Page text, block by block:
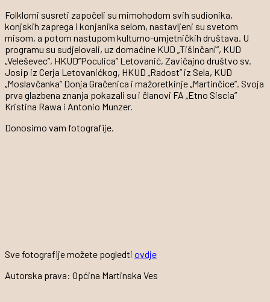
Folklorni susreti započeli su mimohodom svih sudionika,
konjskih zaprega i konjanika selom, nastavljeni su svetom
misom, a potom nastupom kulturno-umjetničkih društava. U
programu su sudjelovali, uz domaćine KUD „Tišinčani”, KUD
„Veleševec”, HKUD”Poculica” Letovanić, Zavičajno društvo sv.
Josip iz Cerja Letovanićkog, HKUD „Radost” iz Sela, KUD
„Moslavčanka” Donja Gračenica i mažoretkinje „Martinčice”. Svoja
prva glazbena znanja pokazali su i članovi FA „Etno Siscia”
Kristina Rawa i Antonio Munzer.
Donosimo vam fotografije.
Sve fotografije možete pogledti ovdje
Autorska prava: Općina Martinska Ves